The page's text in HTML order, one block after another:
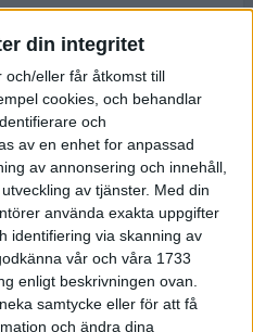
din integritet
eller får åtkomst till
cookies, och behandlar
och
av en enhet for anpassad
av annonsering och innehåll,
av tjänster. Med din
använda exakta uppgifter
identifiering via skanning av
vår och våra 1733
enligt beskrivningen ovan.
samtycke eller för att få
och ändra dina